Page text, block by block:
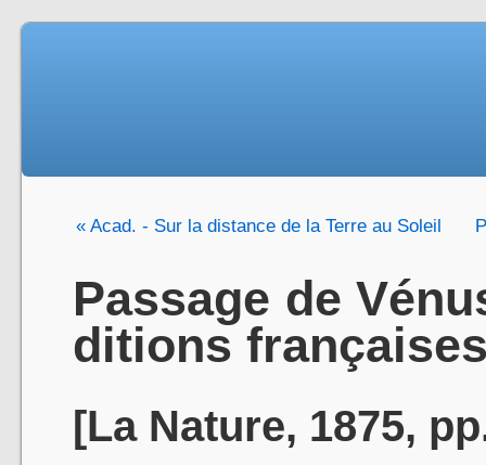
« Acad. - Sur la distance de la Terre au Soleil
Passage de
ditions
[La Nature, 1875,